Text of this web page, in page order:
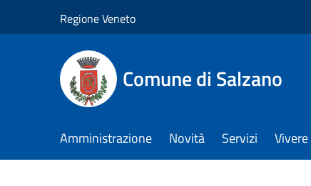
Regione Veneto
Comune di Salzano
Amministrazione Novità Servizi